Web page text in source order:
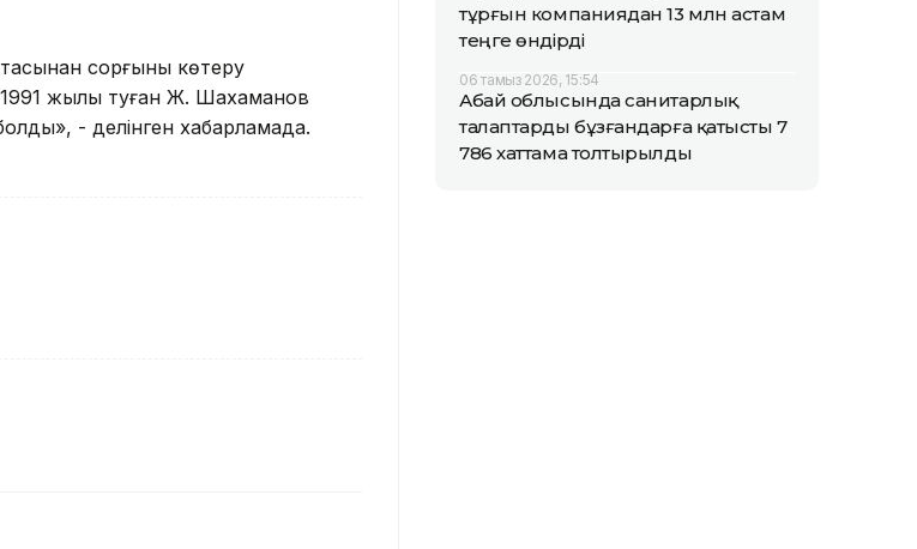
сорғыны көтеру
жылы туған Ж. Шахаманов
- делінген хабарламада.
тұрғын компаниядан 13 млн астам
теңге өндірді
06 тамыз 2026, 15:54
Абай облысында санитарлық
талаптарды бұзғандарға қатысты 7
786 хаттама толтырылды